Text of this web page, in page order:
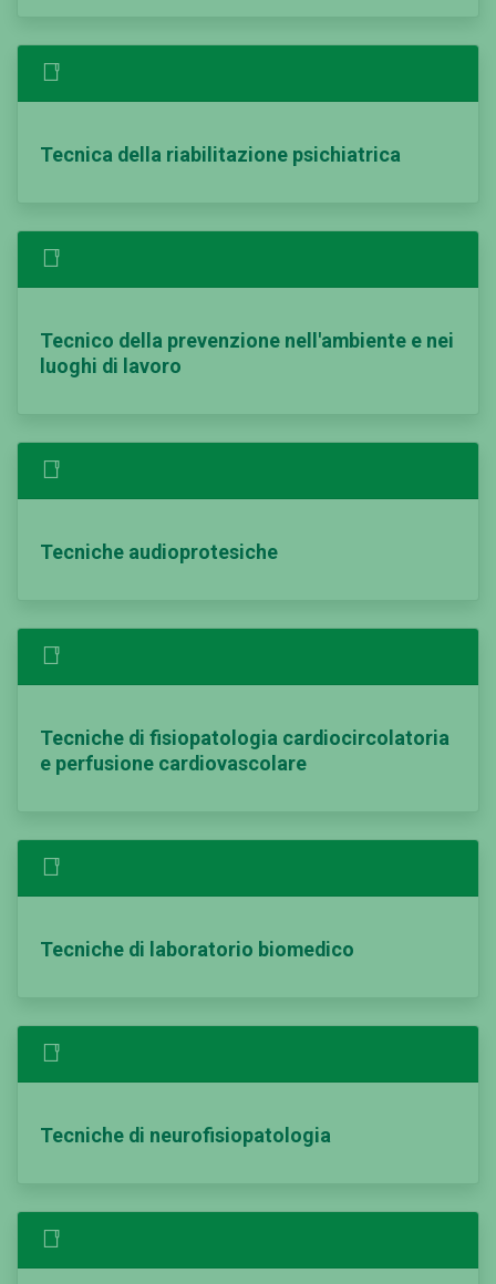
Tecnica della riabilitazione psichiatrica
Tecnico della prevenzione nell'ambiente e nei
luoghi di lavoro
Tecniche audioprotesiche
Tecniche di fisiopatologia cardiocircolatoria
e perfusione cardiovascolare
Tecniche di laboratorio biomedico
Tecniche di neurofisiopatologia